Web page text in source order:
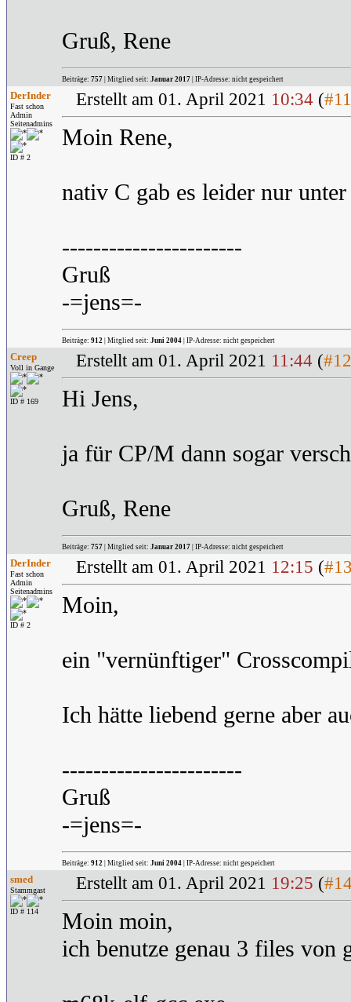
Gruß, Rene
Beiträge: 757 | Mitglied seit: Januar 2017 | IP-Adresse: nicht gespeichert
DerInder
Fast schon
Admin
Seitenadmins
ID # 2
Erstellt am 01. April 2021 10:34 (#11
Moin Rene,
nativ C gab es leider nur
-----------------------
Gruß
-=jens=-
Beiträge: 912 | Mitglied seit: Juni 2004 | IP-Adresse: nicht gespeichert
Creep
Voll in Gange
ID # 169
Erstellt am 01. April 2021 11:44 (#12
Hi Jens,
ja für CP/M dann sogar
Gruß, Rene
Beiträge: 757 | Mitglied seit: Januar 2017 | IP-Adresse: nicht gespeichert
DerInder
Fast schon
Admin
Seitenadmins
ID # 2
Erstellt am 01. April 2021 12:15 (
Moin,
ein "vernünftiger"
Ich hätte liebend gerne aber
-----------------------
Gruß
-=jens=-
Beiträge: 912 | Mitglied seit: Juni 2004 | IP-Adresse: nicht gespeichert
smed
Stammgast
ID # 114
Erstellt am 01. April 2021 19:25 (
Moin moin,
ich benutze genau 3 files von